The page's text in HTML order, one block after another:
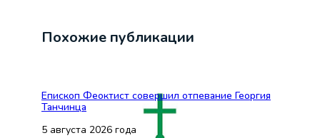
Похожие публикации
Епископ Феоктист совершил отпевание Георгия
Танчинца
5 августа 2026 года